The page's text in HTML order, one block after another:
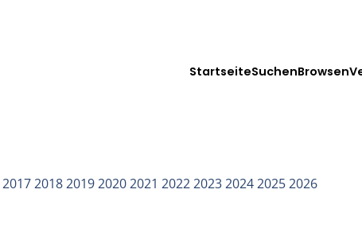
StartseiteSuchenBrowsen
2017 2018 2019 2020 2021 2022 2023 2024 2025 2026